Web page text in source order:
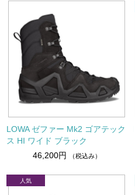
LOWA ゼファー Mk2 ゴアテック
ス HI ワイド ブラック
46,200円
（税込み）